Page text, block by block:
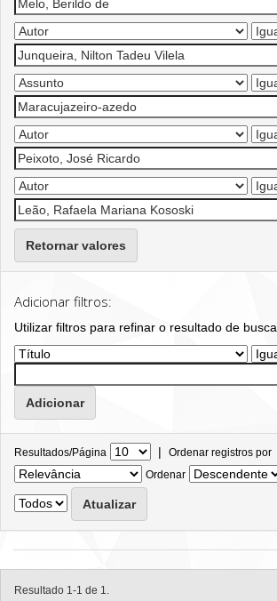
Retornar valores
Adicionar filtros:
Utilizar filtros para refinar o resultado de busca.
Resultados/Página | Ordenar registros por
Ordenar
Resultado 1-1 de 1.